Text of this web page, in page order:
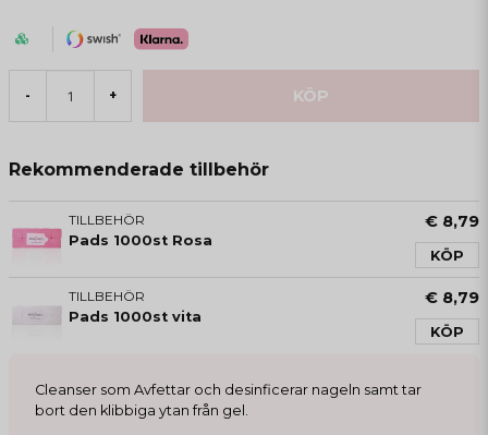
- + KÖP
Rekommenderade tillbehör
TILLBEHÖR
Pads 1000st Rosa
€ 8,79
KÖP
TILLBEHÖR
Pads 1000st vita
€ 8,79
KÖP
Cleanser som Avfettar och desinficerar nageln samt tar
bort den klibbiga ytan från gel.